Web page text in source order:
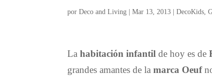
porDeco and Living |Mar 13, 2013 |DecoKids ,
Lahabitación infantilde hoy es de
grandes amantes de lamarca Oeuf